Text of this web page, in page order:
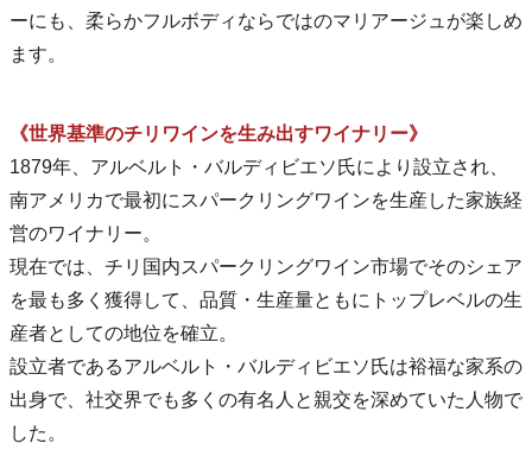
ーにも、柔らかフルボディならではのマリアージュが楽しめ
ます。
《世界基準のチリワインを生み出すワイナリー》
1879年、アルベルト・バルディビエソ氏により設立され、
南アメリカで最初にスパークリングワインを生産した家族経
営のワイナリー。
現在では、チリ国内スパークリングワイン市場でそのシェア
を最も多く獲得して、品質・生産量ともにトップレベルの生
産者としての地位を確立。
設立者であるアルベルト・バルディビエソ氏は裕福な家系の
出身で、社交界でも多くの有名人と親交を深めていた人物で
した。